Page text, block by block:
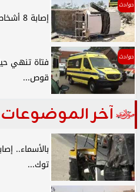
حوادث
إصابة 8 أشخاص في تصادم سيارة ربع...
حوادث
فتاة تنهي
قوص...
آخر الموضوعات
توك...